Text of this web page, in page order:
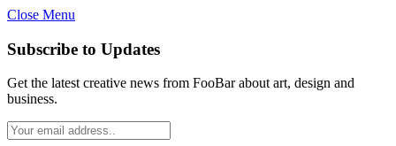
Close Menu
Subscribe to Updates
Get the latest creative news from FooBar about art, design and
business.